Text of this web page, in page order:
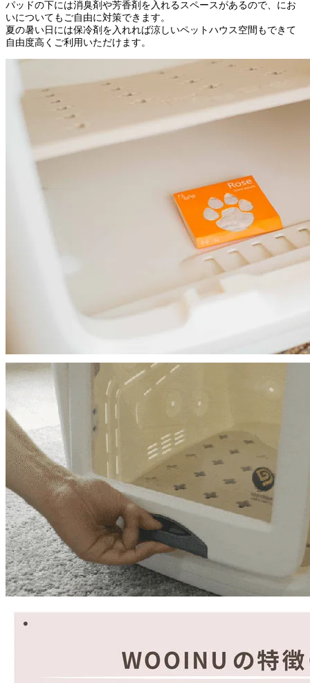
パッドの下には消臭剤や芳香剤を入れるスペースがあるので、にお
いについてもご自由に対策できます。
夏の暑い日には保冷剤を入れれば涼しいペットハウス空間もできて
自由度高くご利用いただけます。